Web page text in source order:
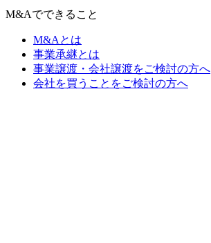
M&Aでできること
M&Aとは
事業承継とは
事業譲渡・会社譲渡をご検討の方へ
会社を買うことをご検討の方へ